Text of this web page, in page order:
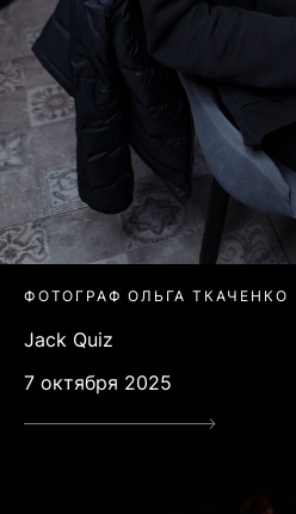
ФОТОГРАФ ОЛЬГА ТКАЧЕНКО
Jack Quiz
7 октября 2025